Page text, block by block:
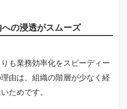
の浸透がスムーズ
も業務効率化をスピーディー
由は、組織の階層が少なく経
ためです。